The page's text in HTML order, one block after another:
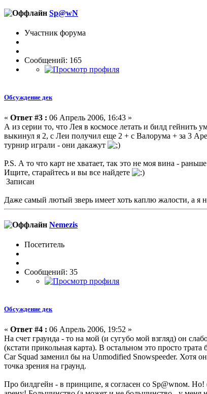
Sp@wN
Участник форума
Сообщений: 165
Обсуждение дек
« Ответ #3 : 06 Апрель 2006, 16:43 »
А из серии то, что Лея в космосе летать и билд
выкинул я 2, с Леи получил еще 2 + с Валорума + за 3
турнир играли - они дакажут
P.S. А то что карт не хватает, так это не моя вина -
Ищите, старайтесь и вы все найдете
Записан
Даже самый лютый зверь имеет хоть каплю жалости, а я
Nemezis
Посетитель
Сообщений: 35
Обсуждение дек
« Ответ #4 : 06 Апрель 2006, 19:52 »
На счет граунда - то на мой (и сугубо мой взгляд) он
(кстати прикольная карта). В остальном это просто
Car Squad заменил бы на Unmodified Snowspeeder. Хотя
точка зрения на граунд.
Про билдгейн - в принципе, я согласен со Sp@wnом.